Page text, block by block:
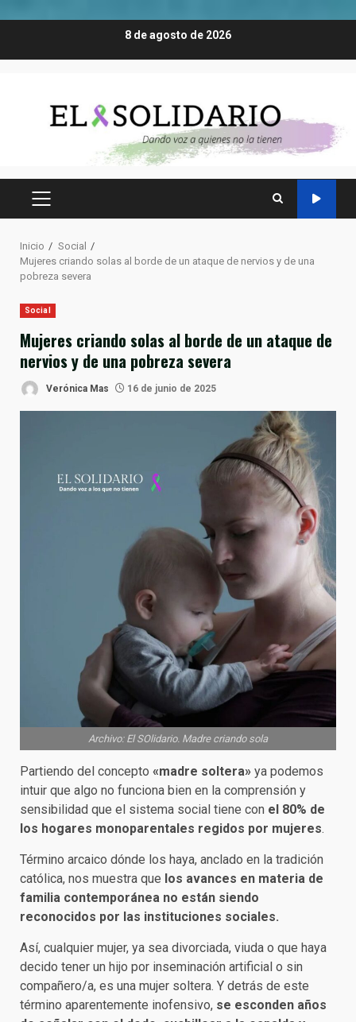
8 de agosto de 2026
MENÚ
Inicio
Social
Mujeres criando solas al borde de un ataque de nervios y de una
pobreza severa
Social
Mujeres criando solas al borde de un ataque de
nervios y de una pobreza severa
Verónica Mas 16 de junio de 2025
Archivo: El SOlidario. Madre criando sola
Partiendo del concepto «madre soltera» ya podemos
intuir que algo no funciona bien en la comprensión y
sensibilidad que el sistema social tiene con el 80% de
los hogares monoparentales regidos por mujeres.
Término arcaico dónde los haya, anclado en la tradición
católica, nos muestra que los avances en materia de
familia contemporánea no están siendo
reconocidos por las instituciones sociales.
Así, cualquier mujer, ya sea divorciada, viuda o que haya
decido tener un hijo por inseminación artificial o sin
compañero/a, es una mujer soltera. Y detrás de este
término aparentemente inofensivo, se esconden años